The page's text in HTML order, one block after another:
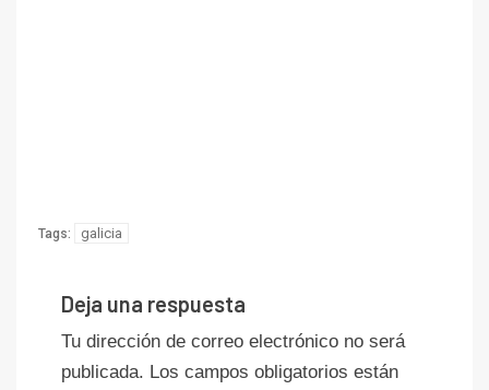
Tags: galicia
Deja una respuesta
Tu dirección de correo electrónico no será
publicada. Los campos obligatorios están